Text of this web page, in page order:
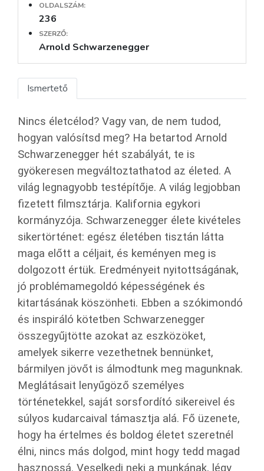
OLDALSZÁM:
236
SZERZŐ:
Arnold Schwarzenegger
Ismertető
Nincs életcélod? Vagy van, de nem tudod,
hogyan valósítsd meg? Ha betartod Arnold
Schwarzenegger hét szabályát, te is
gyökeresen megváltoztathatod az életed. A
világ legnagyobb testépítője. A világ legjobban
fizetett filmsztárja. Kalifornia egykori
kormányzója. Schwarzenegger élete kivételes
sikertörténet: egész életében tisztán látta
maga előtt a céljait, és keményen meg is
dolgozott értük. Eredményeit nyitottságának,
jó problémamegoldó képességének és
kitartásának köszönheti. Ebben a szókimondó
és inspiráló kötetben Schwarzenegger
összegyűjtötte azokat az eszközöket,
amelyek sikerre vezethetnek bennünket,
bármilyen jövőt is álmodtunk meg magunknak.
Meglátásait lenyűgöző személyes
történetekkel, saját sorsfordító sikereivel és
súlyos kudarcaival támasztja alá. Fő üzenete,
hogy ha értelmes és boldog életet szeretnél
élni, nincs más dolgod, mint hogy tedd magad
hasznossá. Veselkedj neki a munkának, légy